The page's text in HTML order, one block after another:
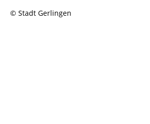
© Stadt Gerlingen